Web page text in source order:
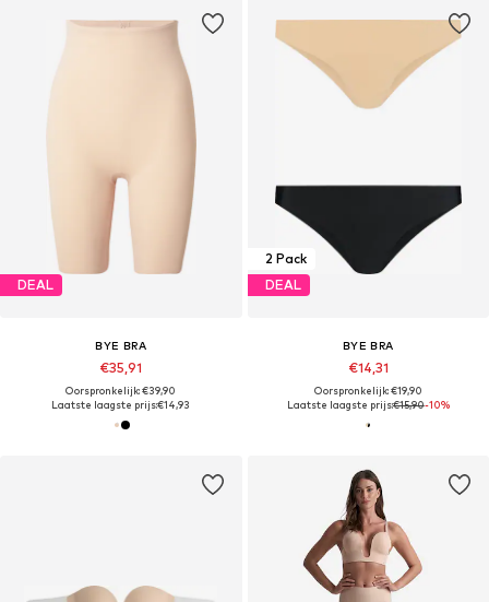
DEAL
BYE BRA
€35,91
Oorspronkelijk: €39,90
Laatste laagste prijs:€14,93
2 Pack
DEAL
BYE BRA
€14,31
Oorspronkelijk: €19,90
Laatste laagste prijs:€15,90-10%